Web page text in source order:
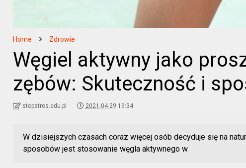
Home Zdrowie
Węgiel aktywny jako
zębów: Skuteczność i
stopstres.edu.pl 2021-04-29 19:34
W dzisiejszych czasach coraz więcej osób decyduje się na
sposobów jest stosowanie węgla aktywnego w